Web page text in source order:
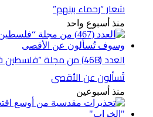
شعار “رحماء بينهم”
منذ أسبوع واحد
العدد (468) من مجلة
تُسألون عن الأقصى
منذ أسبوعين